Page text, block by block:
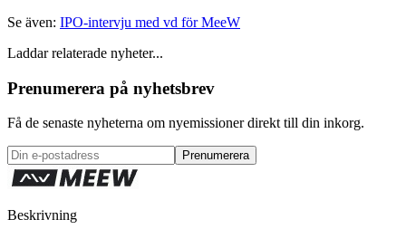
Se även: IPO-intervju med vd för MeeW
Laddar relaterade nyheter...
Prenumerera på nyhetsbrev
Få de senaste nyheterna om nyemissioner direkt till din inkorg.
Prenumerera
Beskrivning